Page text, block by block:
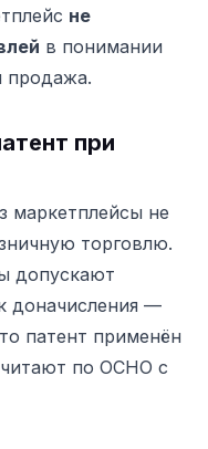
не
в понимании
продажа.
при
маркетплейсы не
торговлю.
допускают
доначисления —
патент применён
по ОСНО с